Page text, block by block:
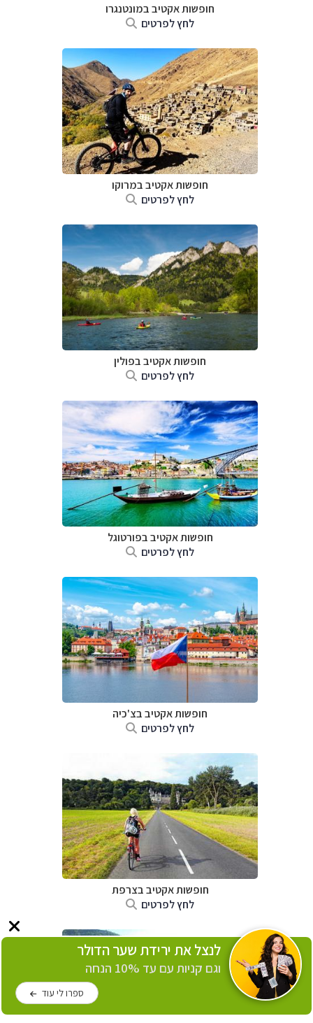
חופשות אקטיב במונטנגרו
לחץ לפרטים
חופשות אקטיב במרוקו
לחץ לפרטים
חופשות אקטיב בפולין
לחץ לפרטים
חופשות אקטיב בפורטוגל
לחץ לפרטים
חופשות אקטיב בצ'כיה
לחץ לפרטים
חופשות אקטיב בצרפת
לחץ לפרטים
לנצל את ירידת שער הדולר
וגם קניות עם עד 10% הנחה
ספרו לי עוד